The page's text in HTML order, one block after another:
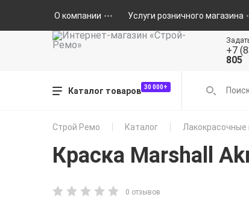
О компании Услуги розничного магазина
+7
805
Каталог товаров 30 000+
Строй Ремо Каталог
Краска Marshall
0 отзывов